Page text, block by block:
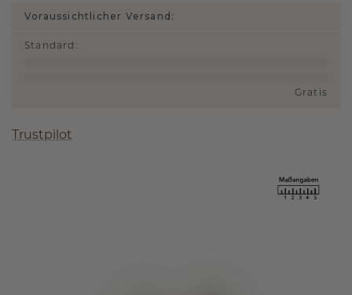
Voraussichtlicher Versand:
Standard :
Gratis
Trustpilot